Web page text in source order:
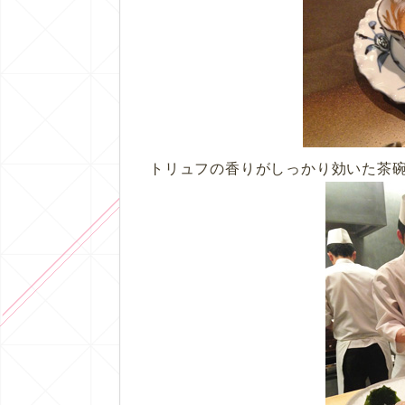
トリュフの香りがしっかり効いた茶